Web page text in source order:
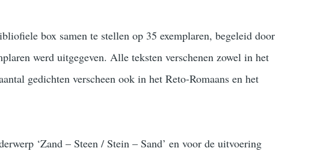
box samen te stellen op 35 exemplaren, begeleid door
werd uitgegeven. Alle teksten verschenen zowel in het
gedichten verscheen ook in het Reto-Romaans en het
‘Zand – Steen / Stein – Sand’ en voor de uitvoering